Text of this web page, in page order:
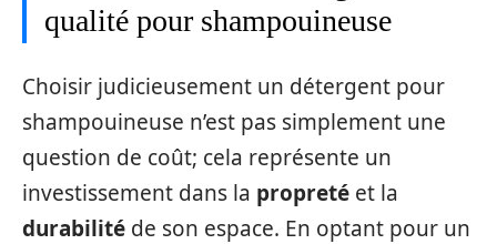
qualité pour shampouineuse
Choisir judicieusement un détergent pour
shampouineuse n’est pas simplement une
question de coût; cela représente un
investissement dans la propreté et la
durabilité de son espace. En optant pour un